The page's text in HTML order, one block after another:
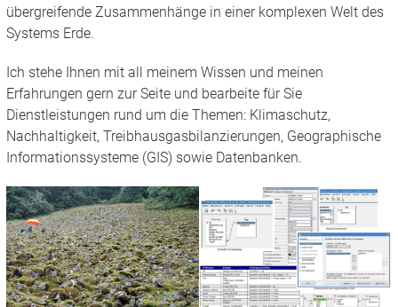
übergreifende Zusammenhänge in einer komplexen Welt des
Systems Erde.
Ich stehe Ihnen mit all meinem Wissen und meinen
Erfahrungen gern zur Seite und bearbeite für Sie
Dienstleistungen rund um die Themen: Klimaschutz,
Nachhaltigkeit, Treibhausgasbilanzierungen, Geographische
Informationssysteme (GIS) sowie Datenbanken.